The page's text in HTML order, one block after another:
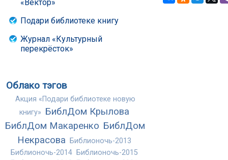
«Вектор»
Подари библиотеке книгу
Журнал «Культурный
перекрёсток»
Облако тэгов
Акция «Подари библиотеке новую
книгу» БиблДом Крылова
БиблДом Макаренко БиблДом
Некрасова
Библионочь-2013
Библионочь-2014
Библионочь-2015